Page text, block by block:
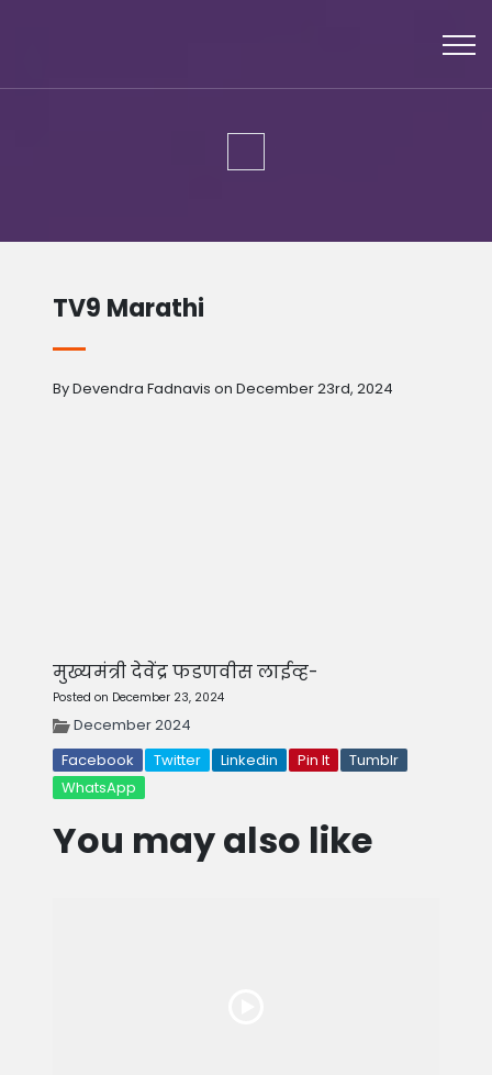
TV9 Marathi
By Devendra Fadnavis on December 23rd, 2024
मुख्यमंत्री देवेंद्र फडणवीस लाईव्ह-
Posted on December 23, 2024
December 2024
Facebook
Twitter Linkedin Pin It
Tumblr
WhatsApp
You may also like